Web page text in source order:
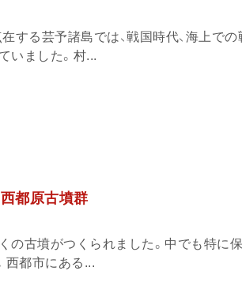
する芸予諸島では、戦国時代、海上で
いました。村...
都原古墳群
の古墳がつくられました。中でも特に
西都市にある...